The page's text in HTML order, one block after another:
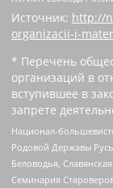
Источник: http://
organizacii-i-
* Перечень
организаций в
вступившее в
запрете
Национал-
Родовой Державы
Беловодья,
Семинария